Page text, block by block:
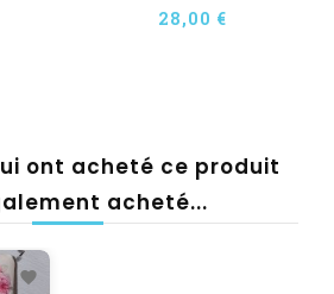
28,00 €
ont acheté ce produit
acheté...